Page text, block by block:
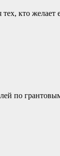
кто желает
по